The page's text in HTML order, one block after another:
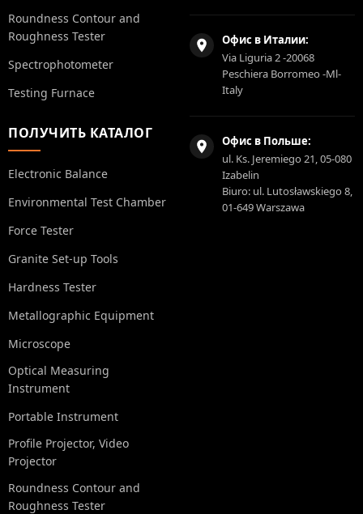
Roundness Contour and
Roughness Tester
Spectrophotometer
Testing Furnace
ПОЛУЧИТЬ КАТАЛОГ
Electronic Balance
Environmental Test Chamber
Force Tester
Granite Set-up Tools
Hardness Tester
Metallographic Equipment
Microscope
Optical Measuring
Instrument
Portable Instrument
Profile Projector, Video
Projector
Roundness Contour and
Roughness Tester
Офис в Италии:
Via Liguria 2 -20068
Peschiera Borromeo -Ml-
Italy
Офис в Польше:
ul. Ks. Jeremiego 21, 05-080
Izabelin
Biuro: ul. Lutosławskiego 8,
01-649 Warszawa